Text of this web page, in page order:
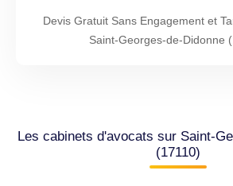
Devis Gratuit Sans Engagement et
Saint-Georges-de-Didonne
Les cabinets d'avocats sur Saint-
(17110)